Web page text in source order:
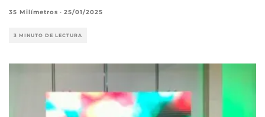
35 Milímetros · 25/01/2025
3 MINUTO DE LECTURA